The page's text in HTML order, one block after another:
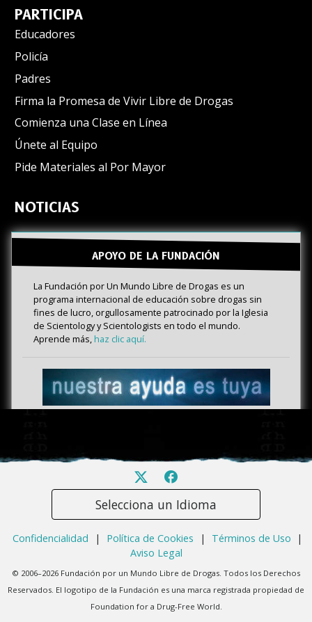
PARTICIPA
Educadores
Policía
Padres
Firma la Promesa de Vivir Libre de Drogas
Comienza una Clase en Línea
Únete al Equipo
Pide Materiales al Por Mayor
NOTICIAS
APOYO DE LA FUNDACIÓN
La Fundación por Un Mundo Libre de Drogas es un
programa internacional de educación sobre drogas sin
fines de lucro, orgullosamente patrocinado por la Iglesia
de Scientology y Scientologists en todo el mundo.
Aprende más,haz clic aquí.
Selecciona un Idioma
Confidencialidad | Política de Cookies | Términos de Uso
|
Aviso Legal
© 2006–2026 Fundación por un Mundo Libre de Drogas. Todos los Derechos
Reservados. El logotipo de la Fundación es una marca registrada propiedad de
Foundation for a Drug-Free World.